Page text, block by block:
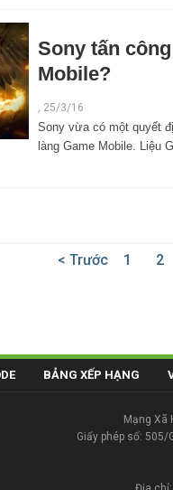
Sony tấn
Mobile?
, 25/3/16
Sony vừa có một quyết
làng Game Mobile. Liệu
< Trước 1 2
BẢNG XẾP HẠNG
Mạng Xã
Giấy phép số: 505/